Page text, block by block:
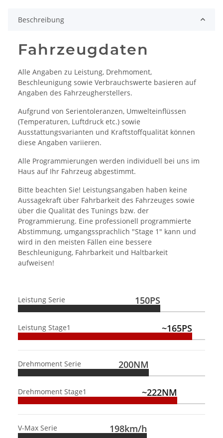
Beschreibung
Fahrzeugdaten
Alle Angaben zu Leistung, Drehmoment,
Beschleunigung sowie Verbrauchswerte basieren auf
Angaben des Fahrzeugherstellers.
Aufgrund von Serientoleranzen, Umwelteinflüssen
(Temperaturen, Luftdruck etc.) sowie
Ausstattungsvarianten und Kraftstoffqualität können
diese Angaben variieren.
Alle Programmierungen werden individuell bei uns im
Haus auf Ihr Fahrzeug abgestimmt.
Bitte beachten Sie! Leistungsangaben haben keine
Aussagekraft über Fahrbarkeit des Fahrzeuges sowie
über die Qualität des Tunings bzw. der
Programmierung. Eine professionell programmierte
Abstimmung, umgangssprachlich "Stage 1" kann und
wird in den meisten Fällen eine bessere
Beschleunigung, Fahrbarkeit und Haltbarkeit
aufweisen!
Leistung Serie 150PS
Leistung Stage1 ~165PS
Drehmoment Serie 200NM
Drehmoment Stage1 ~222NM
V-Max Serie 198km/h